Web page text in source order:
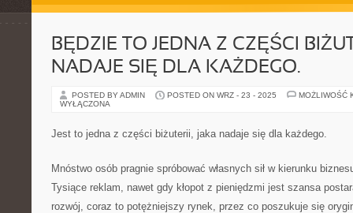
BĘDZIE TO JEDNA Z CZĘŚCI
NADAJE SIĘ DLA KAŻDEGO.
POSTED BY ADMIN POSTED ON WRZ - 23 - 2025
MOŻLIWOŚĆ
WYŁĄCZONA
Jest to jedna z części biżuterii, jaka nadaje się dla każdego.
Mnóstwo osób pragnie spróbować własnych sił w kierunku
Tysiące reklam, nawet gdy kłopot z pieniędzmi jest szansa
rozwój, coraz to potężniejszy rynek, przez co poszukuje się